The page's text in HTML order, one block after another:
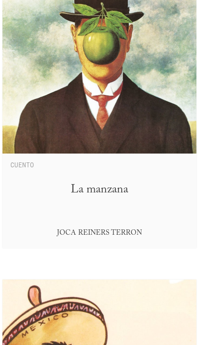
CUENTO
La manzana
JOCA REINERS TERRON